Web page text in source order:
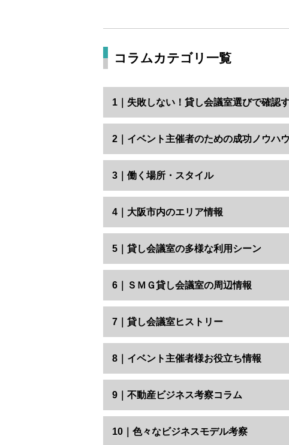
コラムカテゴリ一覧
1｜失敗しない！貸し会議室選びで確認
2｜イベント主催者のための成功ノウハ
3｜働く場所・スタイル
4｜大阪市内のエリア情報
5｜貸し会議室の多様な利用シーン
6｜ＳＭＧ貸し会議室の周辺情報
7｜貸し会議室ヒストリー
8｜イベント主催者様お役立ち情報
9｜不動産ビジネス考察コラム
10｜色々なビジネスモデル考察